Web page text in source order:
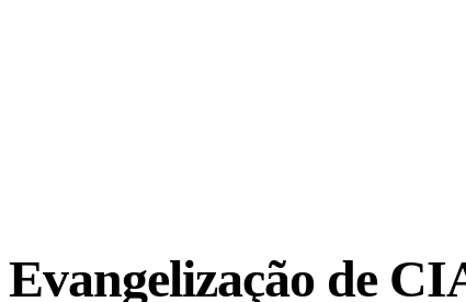
Evangelização de